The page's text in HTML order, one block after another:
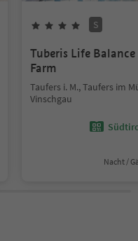
S
Tuberis Life
Farm
Taufers i. M., Taufers im
Vinschgau
Nacht /